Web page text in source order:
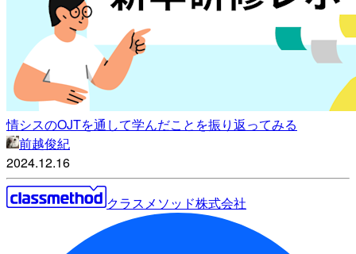
情シスのOJTを通して学んだことを振り返ってみる
前越俊紀
2024.12.16
クラスメソッド株式会社